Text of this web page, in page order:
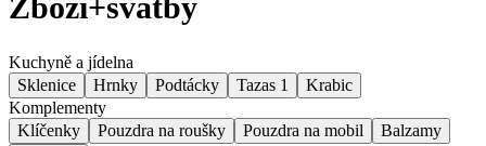
Zboží+svatby
Kuchyně a jídelna
Sklenice
Hrnky Podtácky Tazas 1
Krabic
Komplementy
Klíčenky
Pouzdra na roušky Pouzdra na mobil
Balzamy